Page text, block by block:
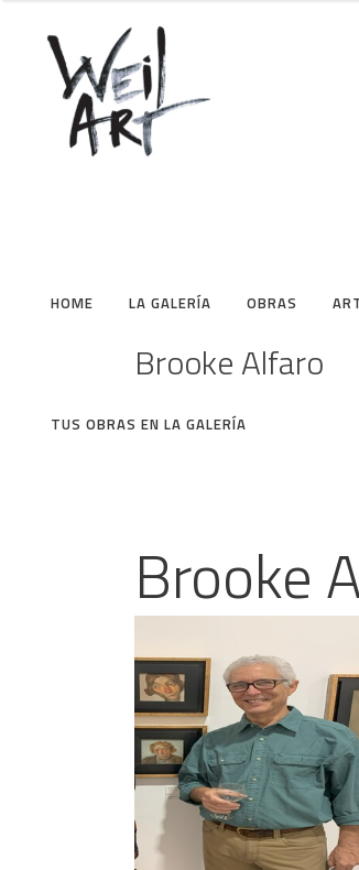
HOME LA GALERÍA OBRAS
TUS OBRAS EN LA GALERÍA
Brooke Alfaro
Brooke